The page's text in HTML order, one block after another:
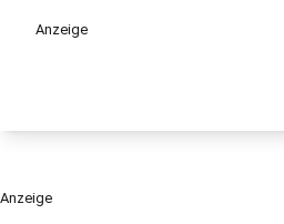
Anzeige
Anzeige